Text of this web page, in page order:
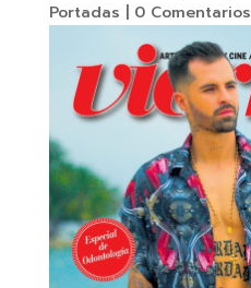
Portadas
0 Comentarios